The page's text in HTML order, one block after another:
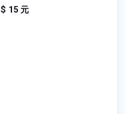
$ 15 元